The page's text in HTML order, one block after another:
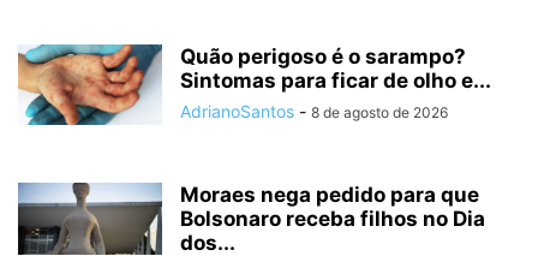
Quão perigoso é o sarampo?
Sintomas para ficar de olho e...
AdrianoSantos - 8 de agosto de 2026
Moraes nega pedido para que
Bolsonaro receba filhos no Dia
dos...